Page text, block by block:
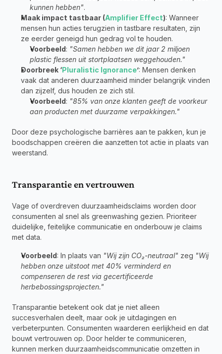
kunnen hebben".
Maak impact tastbaar (Amplifier Effect): Wanneer
mensen hun acties terugzien in tastbare resultaten, zijn
ze eerder geneigd hun gedrag vol te houden.
Voorbeeld: "Samen hebben we dit jaar 2 miljoen
plastic flessen uit stortplaatsen weggehouden."
Doorbreek ‘Pluralistic Ignorance’: Mensen denken
vaak dat anderen duurzaamheid minder belangrijk vinden
dan zijzelf, dus houden ze zich stil.
Voorbeeld: "85% van onze klanten geeft de voorkeur
aan producten met duurzame verpakkingen."
Door deze psychologische barrières aan te pakken, kun je
boodschappen creëren die aanzetten tot actie in plaats van
weerstand.
Transparantie en vertrouwen
Vage of overdreven duurzaamheidsclaims worden door
consumenten al snel als greenwashing gezien. Prioriteer
duidelijke, feitelijke communicatie en onderbouw je claims
met data.
Voorbeeld: In plaats van "Wij zijn CO₂-neutraal" zeg "Wij
hebben onze uitstoot met 40% verminderd en
compenseren de rest via gecertificeerde
herbebossingsprojecten."
Transparantie betekent ook dat je niet alleen
succesverhalen deelt, maar ook je uitdagingen en
verbeterpunten. Consumenten waarderen eerlijkheid en dat
bouwt vertrouwen op. Door helder te communiceren,
kunnen merken duurzaamheidscommunicatie omzetten in